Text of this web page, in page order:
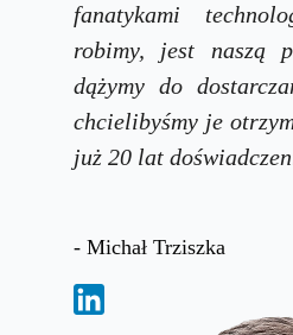
fanatykami
robimy, jest naszą
dążymy do
chcielibyśmy je
już 20 lat
- Michał Trziszka